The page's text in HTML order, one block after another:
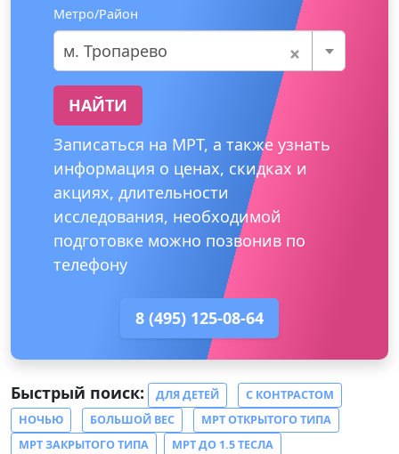
Метро/Район
×
м. Тропарево
НАЙТИ
Записаться на МРТ, а также узнать
информация о ценах, скидках и
акциях, длительности
исследования, необходимой
подготовке можно позвонив по
телефону
8 (495) 125-08-64
Быстрый поиск: ДЛЯ ДЕТЕЙ
С КОНТРАСТОМ
НОЧЬЮ
БОЛЬШОЙ ВЕС
МРТ ОТКРЫТОГО ТИПА
МРТ ЗАКРЫТОГО ТИПА
МРТ ДО 1.5 ТЕСЛА